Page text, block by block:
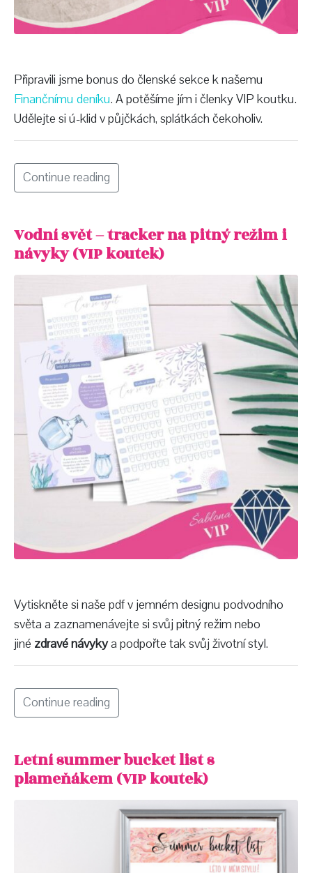
Připravili jsme bonus do členské sekce k našemu
Finančnímu deníku. A potěšíme jím i členky VIP koutku.
Udělejte si ú-klid v půjčkách, splátkách čekoholiv.
Continue reading
Vodní svět – tracker na pitný režim i
návyky (VIP koutek)
Vytiskněte si naše pdf v jemném designu podvodního
světa a zaznamenávejte si svůj pitný režim nebo
jiné zdravé návykya podpořte tak svůj životní styl.
Continue reading
Letní summer bucket list s
plameňákem (VIP koutek)